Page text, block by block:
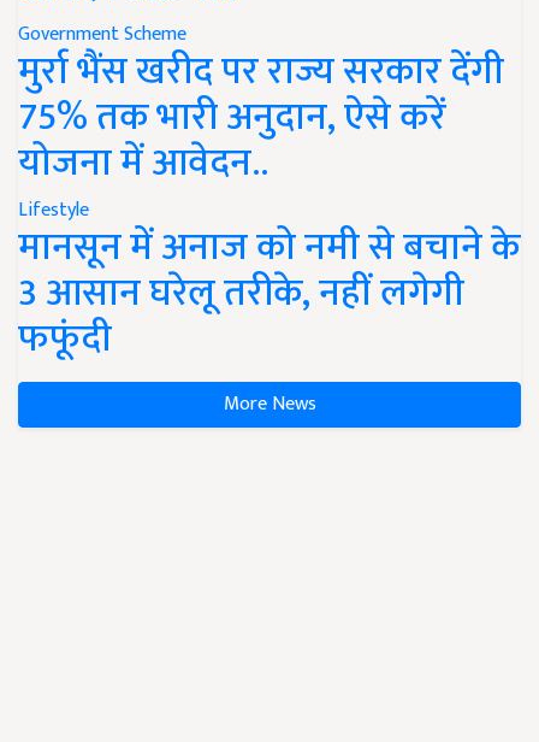
Government Scheme
मुर्रा भैंस खरीद पर राज्य सरकार देंगी
75% तक भारी अनुदान, ऐसे करें
योजना में आवेदन..
Lifestyle
मानसून में अनाज को नमी से बचाने के
3 आसान घरेलू तरीके, नहीं लगेगी
फफूंदी
More News